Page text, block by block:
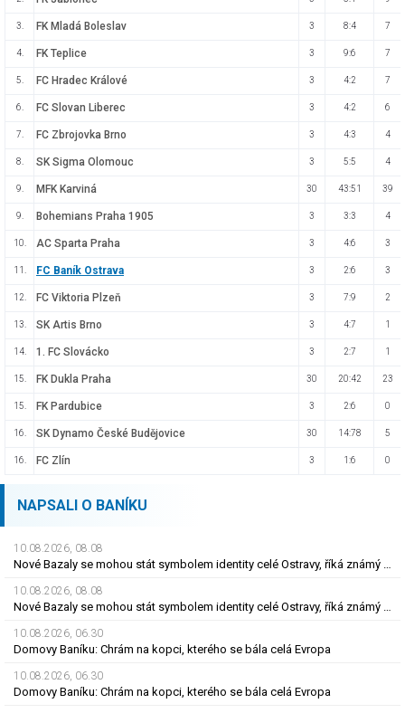
3. FK Mladá Boleslav 3 8:4 7
4. FK Teplice 3 9:6 7
5. FC Hradec Králové 3 4:2 7
6. FC Slovan Liberec 3 4:2 6
7. FC Zbrojovka Brno 3 4:3 4
8. SK Sigma Olomouc 3 5:5 4
9. MFK Karviná 30 43:51 39
9. Bohemians Praha 1905 3 3:3 4
10. AC Sparta Praha 3 4:6 3
11. FC Baník Ostrava 3 2:6 3
12. FC Viktoria Plzeň 3 7:9 2
13. SK Artis Brno 3 4:7 1
14. 1. FC Slovácko 3 2:7 1
15. FK Dukla Praha 30 20:42 23
15. FK Pardubice 3 2:6 0
16. SK Dynamo České Budějovice 30 14:78 5
16. FC Zlín 3 1:6 0
NAPSALI O BANÍKU
10.08.2026, 08.08
Nové Bazaly se mohou stát symbolem identity celé Ostravy, říká známý sociolog
10.08.2026, 08.08
Nové Bazaly se mohou stát symbolem identity celé Ostravy, říká známý sociolog
10.08.2026, 06.30
Domovy Baníku: Chrám na kopci, kterého se bála celá Evropa
10.08.2026, 06.30
Domovy Baníku: Chrám na kopci, kterého se bála celá Evropa